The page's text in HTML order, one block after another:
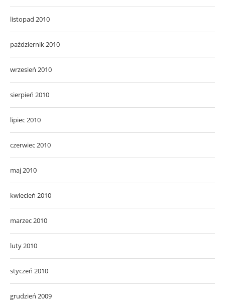
listopad 2010
październik 2010
wrzesień 2010
sierpień 2010
lipiec 2010
czerwiec 2010
maj 2010
kwiecień 2010
marzec 2010
luty 2010
styczeń 2010
grudzień 2009